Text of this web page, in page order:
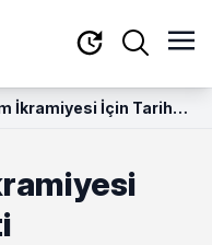
İkramiyesi İçin Tarih